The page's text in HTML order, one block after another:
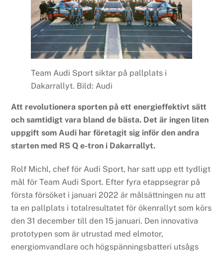
Team Audi Sport siktar på pallplats i
Dakarrallyt. Bild: Audi
Att revolutionera sporten på ett energieffektivt sätt
och samtidigt vara bland de bästa. Det är ingen liten
uppgift som Audi har företagit sig inför den andra
starten med RS Q e-tron i Dakarrallyt.
Rolf Michl, chef för Audi Sport, har satt upp ett tydligt
mål för Team Audi Sport. Efter fyra etappsegrar på
första försöket i januari 2022 är målsättningen nu att
ta en pallplats i totalresultatet för ökenrallyt som körs
den 31 december till den 15 januari. Den innovativa
prototypen som är utrustad med elmotor,
energiomvandlare och högspänningsbatteri utsågs